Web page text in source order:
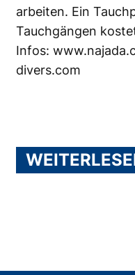
arbeiten. Ein
Tauchgängen
Infos:
divers.com